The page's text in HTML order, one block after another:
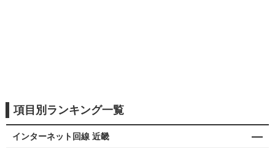
項目別ランキング一覧
インターネット回線 近畿